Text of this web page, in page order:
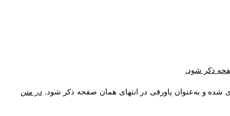
ذکر شود.
شده و به‌عنوان پاورقی در انتهای همان صفحه ذکر شود. در متن